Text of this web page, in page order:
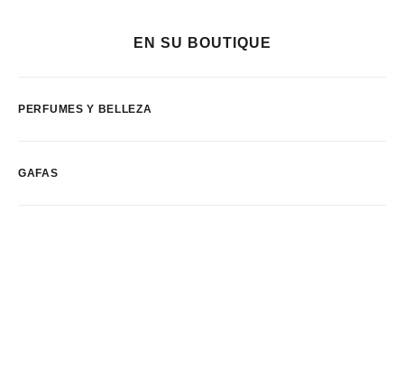
EN SU BOUTIQUE
PERFUMES Y BELLEZA
GAFAS